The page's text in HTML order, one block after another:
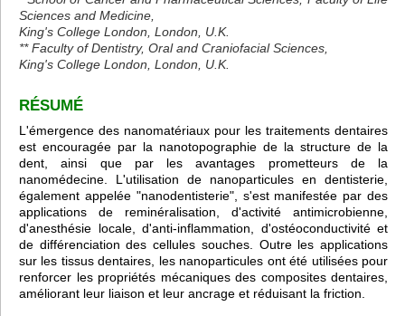
Sciences and Medicine,
King's College London, London, U.K.
** Faculty of Dentistry, Oral and Craniofacial Sciences,
King's College London, London, U.K.
RÉSUMÉ
L'émergence des nanomatériaux pour les traitements dentaires
est encouragée par la nanotopographie de la structure de la
dent, ainsi que par les avantages prometteurs de la
nanomédecine. L'utilisation de nanoparticules en dentisterie,
également appelée "nanodentisterie", s'est manifestée par des
applications de reminéralisation, d'activité antimicrobienne,
d'anesthésie locale, d'anti-inflammation, d'ostéoconductivité et
de différenciation des cellules souches. Outre les applications
sur les tissus dentaires, les nanoparticules ont été utilisées pour
renforcer les propriétés mécaniques des composites dentaires,
améliorant leur liaison et leur ancrage et réduisant la friction.